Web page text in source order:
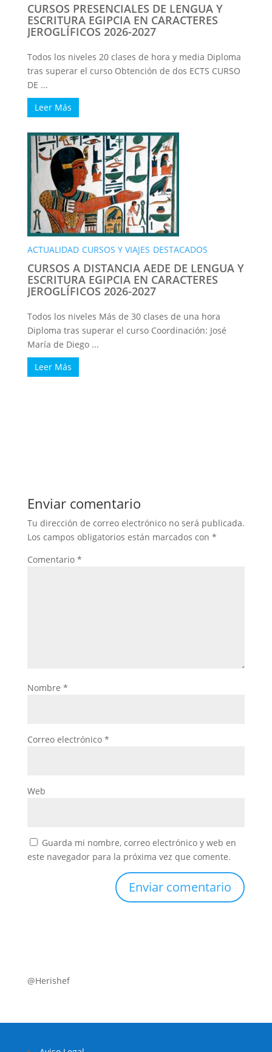
CURSOS PRESENCIALES DE LENGUA Y
ESCRITURA EGIPCIA EN CARACTERES
JEROGLÍFICOS 2026-2027
Todos los niveles 20 clases de hora y media Diploma
tras superar el curso Obtención de dos ECTS CURSO
DE ...
Leer Más
ACTUALIDAD CURSOS Y VIAJES DESTACADOS
CURSOS A DISTANCIA AEDE DE LENGUA Y
ESCRITURA EGIPCIA EN CARACTERES
JEROGLÍFICOS 2026-2027
Todos los niveles Más de 30 clases de una hora
Diploma tras superar el curso Coordinación: José
María de Diego ...
Leer Más
Enviar comentario
Tu dirección de correo electrónico no será publicada.
Los campos obligatorios están marcados con *
Comentario *
Nombre *
Correo electrónico *
Web
Guarda mi nombre, correo electrónico y web en
este navegador para la próxima vez que comente.
@Herishef